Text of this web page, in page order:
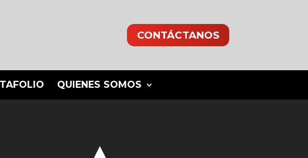
CONTÁCTANOS
QUIENES SOMOS